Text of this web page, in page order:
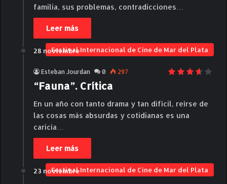
familia, sus problemas, contradicciones…
Leer más
28 noviembre
Festival Internacional de Cine de Mar del Plata
Esteban Jourdan 0 297
“Fauna”. Crítica
En un año con tanto drama y tan difícil, reírse de
las cosas más absurdas y cotidianas es una
caricia…
Leer más
23 noviembre
Festival Internacional de Cine de Mar del Plata